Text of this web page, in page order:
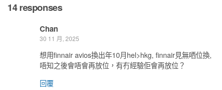
14 responses
Chan
30 11 月, 2025
想用finnair avios換出年10月hel>hkg, finnair見無哂位換,
唔知之後會唔會再放位，有冇經驗佢會再放位？
回覆